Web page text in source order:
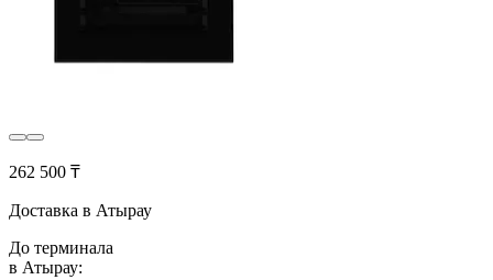
262 500 ₸
Доставка в Атырау
До терминала
в Атырау: